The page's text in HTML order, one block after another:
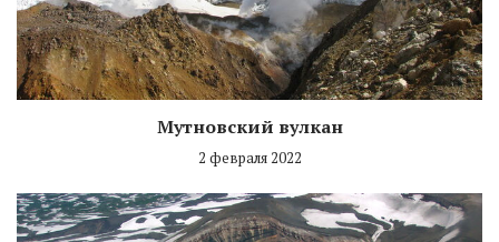
Мутновский вулкан
2 февраля 2022